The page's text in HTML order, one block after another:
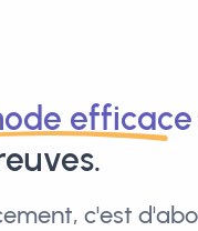
efficace
c'est